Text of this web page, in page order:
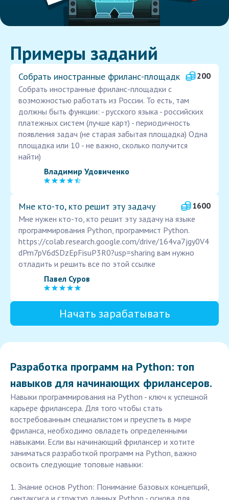
Примеры заданий
Собрать иностранные фриланс-площадк
200
Собрать иностранные фриланс-площадки с
возможностью работать из России. То есть, там
должны быть функции: - русского языка - российских
платежных систем (лучше карт) - периодичность
появления задач (не старая забытая площадка) Одна
площадка или 10 - не важно, сколько получится
найти)
Владимир Удовиченко
Мне кто-то, кто решит эту задачу
1600
Мне нужен кто-то, кто решит эту задачу на языке
программирования Python, программист Python.
https://colab.research.google.com/drive/164va7jgy0V4
dPm7pV6dSDzEpFisuP3R0?usp=sharing вам нужно
отладить и решить все по этой ссылке
Павел Суров
Начать зарабатывать
Разработка программ на Python: топ
навыков для начинающих фрилансеров.
Навыки программирования на Python - ключ к успешной
карьере фрилансера. Для того чтобы стать
востребованным специалистом и преуспеть в мире
фриланса, необходимо овладеть определенными
навыками. Если вы начинающий фрилансер и хотите
заниматься разработкой программ на Python, важно
освоить следующие топовые навыки:
1. Знание основ Python: Понимание базовых концепций,